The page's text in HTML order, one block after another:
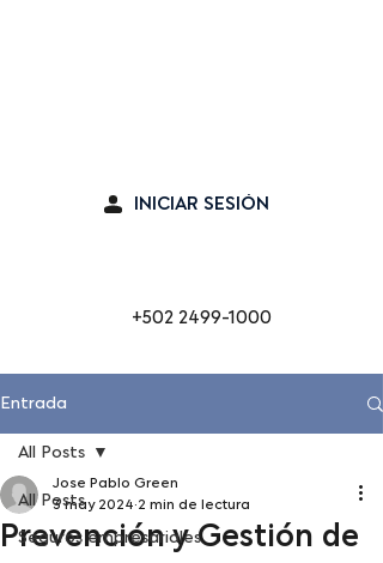
INICIAR SESIÓN
+502 2499-1000
Entrada
All Posts
Seguros empresariales
All Posts
Prevención y Gestión de
Jose Pablo Green
3 may 2024 2 min de lectura